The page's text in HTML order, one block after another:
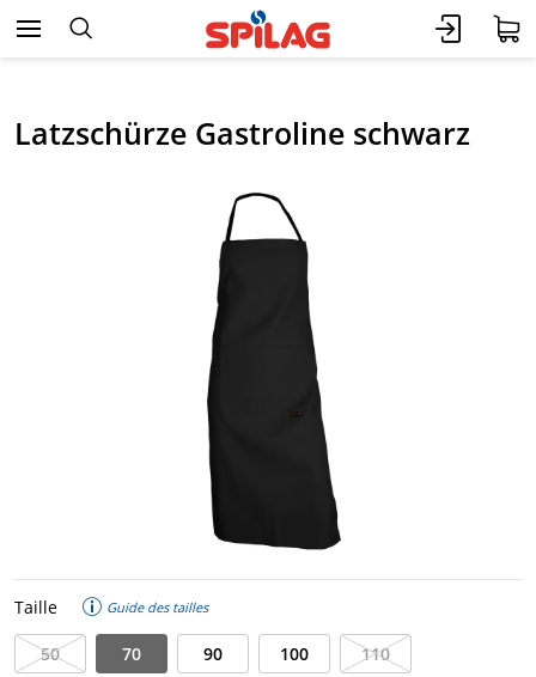
Latzschürze Gastroline schwarz
Taille Guide des tailles
50 70 90 100 110